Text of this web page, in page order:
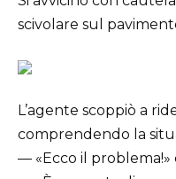
scivolare sul
L’agente scoppiò a
comprendendo la
— «Ecco il problema!»